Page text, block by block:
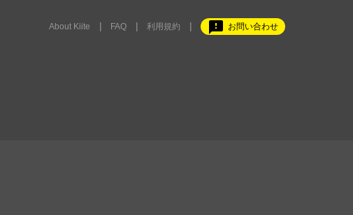
About Kiite FAQ 利用規約 feedback お問い合わせ